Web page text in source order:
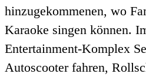
hinzugekommenen, wo
Karaoke singen können.
Entertainment-Komplex
Autoscooter fahren,